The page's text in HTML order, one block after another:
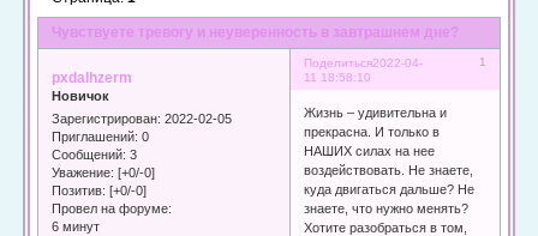
Чувствуете тревогу и неуверенность в завтрашнем дне?
Поделиться 1
2022-04-
11 18:58:10
pxdalhzerm
Новичок
Зарегистрирован: 2022-02-05
Приглашений: 0
Сообщений: 3
Уважение: [+0/-0]
Позитив: [+0/-0]
Провел на форуме:
6 минут
Жизнь – удивительна и
прекрасна. И только в
НАШИХ силах на нее
воздействовать. Не знаете,
куда двигаться дальше? Не
знаете, что нужно менять?
Хотите разобраться в том,